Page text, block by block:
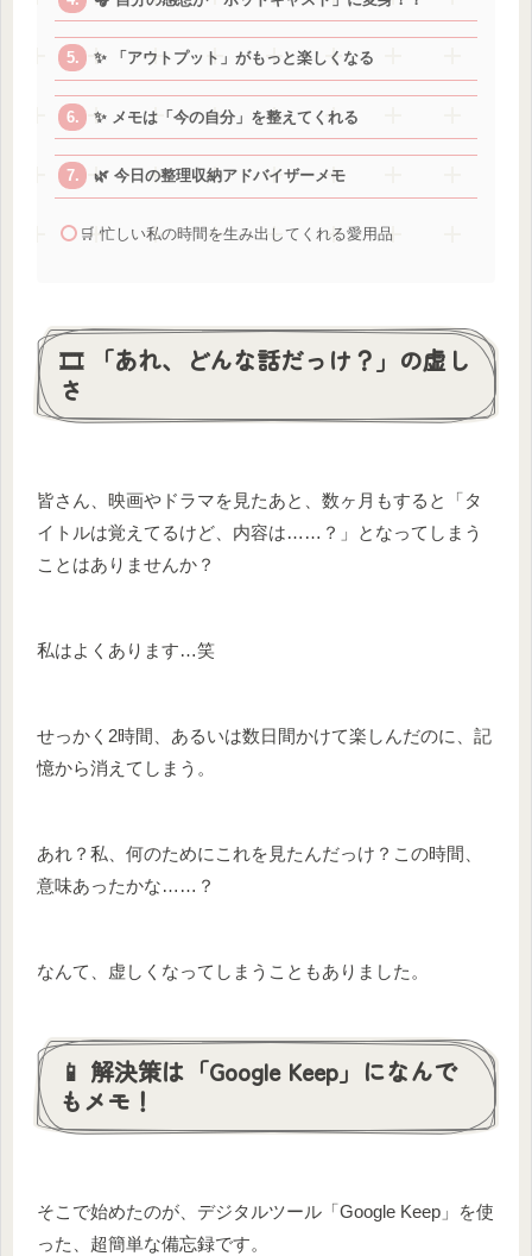
✨ 「アウトプット」がもっと楽しくなる
✨ メモは「今の自分」を整えてくれる
🌿 今日の整理収納アドバイザーメモ
🛒 忙しい私の時間を生み出してくれる愛用品
🎞️ 「あれ、どんな話だっけ？」の虚し
さ
皆さん、映画やドラマを見たあと、数ヶ月もすると「タ
イトルは覚えてるけど、内容は……？」となってしまう
ことはありませんか？
私はよくあります…笑
せっかく2時間、あるいは数日間かけて楽しんだのに、記
憶から消えてしまう。
あれ？私、何のためにこれを見たんだっけ？この時間、
意味あったかな……？
なんて、虚しくなってしまうこともありました。
📱 解決策は「Google Keep」になんで
もメモ！
そこで始めたのが、デジタルツール「Google Keep」を使
った、超簡単な備忘録です。